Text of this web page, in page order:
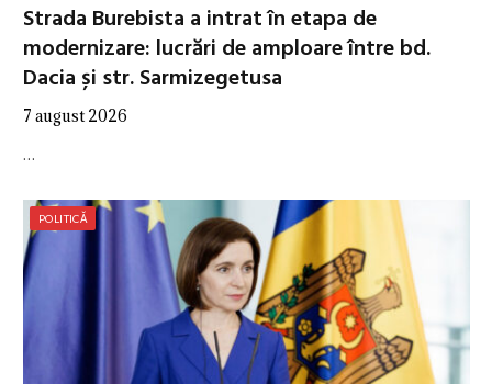
Strada Burebista a intrat în etapa de
modernizare: lucrări de amploare între bd.
Dacia și str. Sarmizegetusa
7 august 2026
…
POLITICĂ